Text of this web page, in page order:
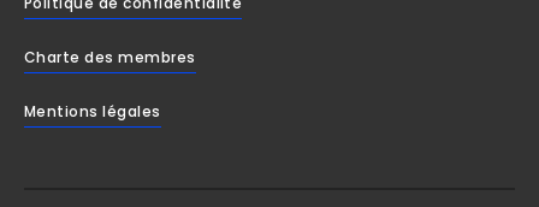
Charte des membres
Mentions légales